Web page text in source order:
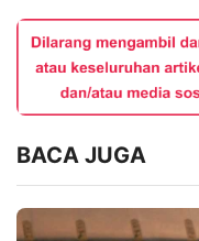
BACA JUGA